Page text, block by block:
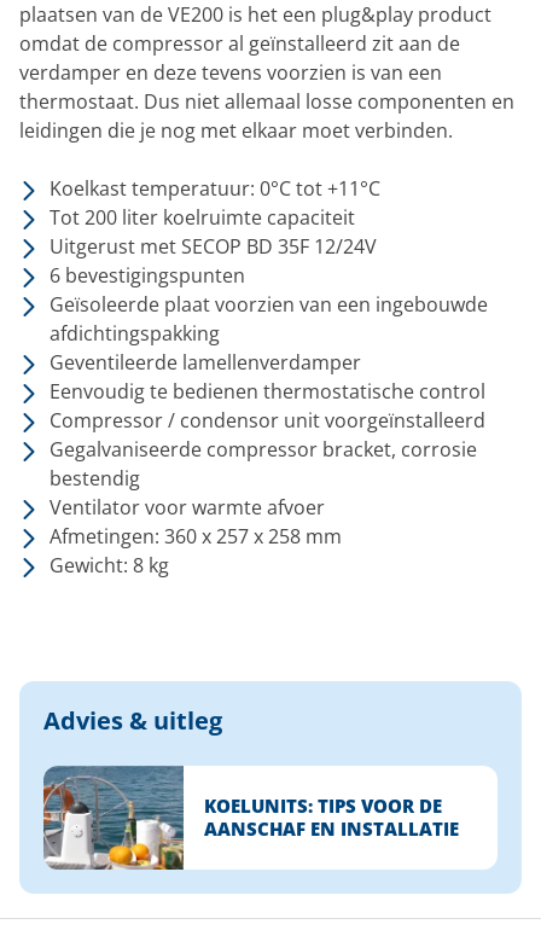
plaatsen van de VE200 is het een plug&play product
omdat de compressor al geïnstalleerd zit aan de
verdamper en deze tevens voorzien is van een
thermostaat. Dus niet allemaal losse componenten en
leidingen die je nog met elkaar moet verbinden.
Koelkast temperatuur: 0°C tot +11°C
Tot 200 liter koelruimte capaciteit
Uitgerust met SECOP BD 35F 12/24V
6 bevestigingspunten
Geïsoleerde plaat voorzien van een ingebouwde
afdichtingspakking
Geventileerde lamellenverdamper
Eenvoudig te bedienen thermostatische control
Compressor / condensor unit voorgeïnstalleerd
Gegalvaniseerde compressor bracket, corrosie
bestendig
Ventilator voor warmte afvoer
Afmetingen: 360 x 257 x 258 mm
Gewicht: 8 kg
Advies & uitleg
KOELUNITS: TIPS VOOR DE
AANSCHAF EN INSTALLATIE